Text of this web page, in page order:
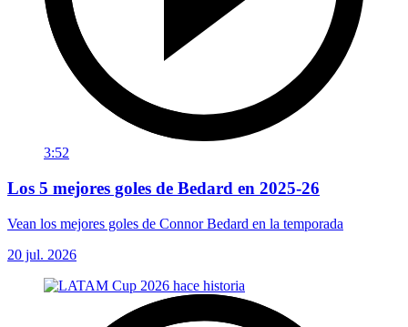
3:52
Los 5 mejores goles de Bedard en 2025-26
Vean los mejores goles de Connor Bedard en la temporada
20 jul. 2026